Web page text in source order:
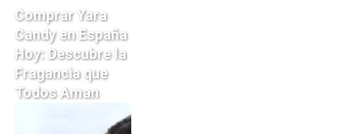
Comprar Yara
Candy en España
Hoy: Descubre la
Fragancia que
Todos Aman